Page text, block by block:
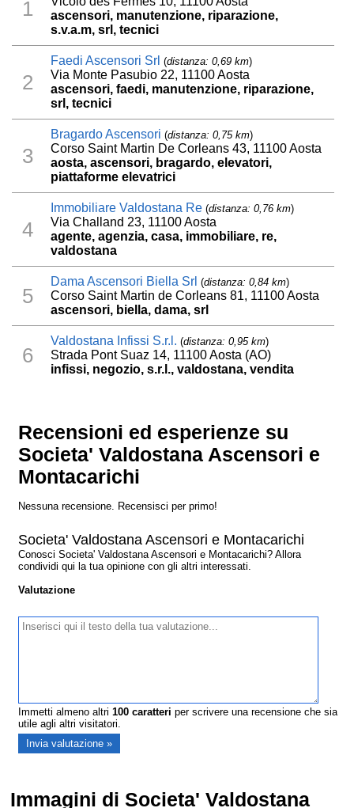
1
ascensori, manutenzione, riparazione,
s.v.a.m, srl, tecnici
2
Faedi Ascensori Srl (distanza: 0,69 km)
Via Monte Pasubio 22, 11100 Aosta
ascensori, faedi, manutenzione, riparazione,
srl, tecnici
3
Bragardo Ascensori (distanza: 0,75 km)
Corso Saint Martin De Corleans 43, 11100 Aosta
aosta, ascensori, bragardo, elevatori,
piattaforme elevatrici
4
Immobiliare Valdostana Re (distanza: 0,76 km)
Via Challand 23, 11100 Aosta
agente, agenzia, casa, immobiliare, re,
valdostana
5
Dama Ascensori Biella Srl (distanza: 0,84 km)
Corso Saint Martin de Corleans 81, 11100 Aosta
ascensori, biella, dama, srl
6
Valdostana Infissi S.r.l. (distanza: 0,95 km)
Strada Pont Suaz 14, 11100 Aosta (AO)
infissi, negozio, s.r.l., valdostana, vendita
Recensioni ed esperienze su
Societa' Valdostana Ascensori e
Montacarichi
Nessuna recensione. Recensisci per primo!
Societa' Valdostana Ascensori e Montacarichi
Conosci Societa' Valdostana Ascensori e Montacarichi? Allora
condividi qui la tua opinione con gli altri interessati.
Valutazione
Immetti almeno altri100 caratteri per scrivere una recensione che sia
utile agli altri visitatori.
Immagini di Societa' Valdostana